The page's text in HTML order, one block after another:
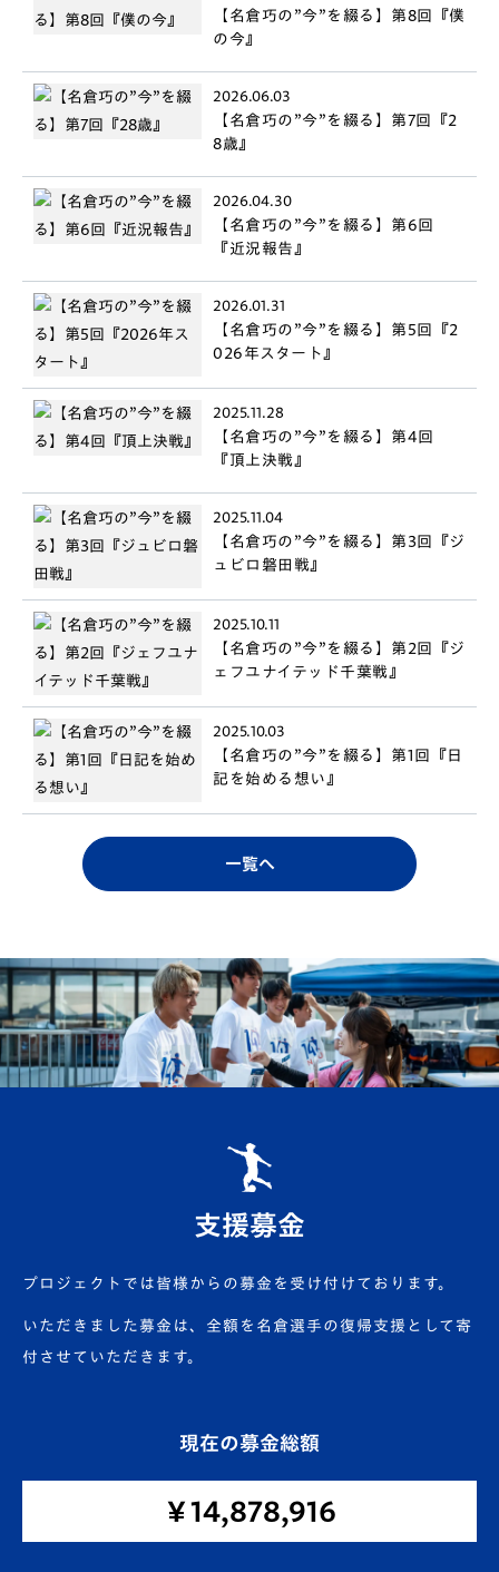
【名倉巧の”今”を綴る】第8回『僕
の今』
2026.06.03
【名倉巧の”今”を綴る】第7回『2
8歳』
2026.04.30
【名倉巧の”今”を綴る】第6回
『近況報告』
2026.01.31
【名倉巧の”今”を綴る】第5回『2
026年スタート』
2025.11.28
【名倉巧の”今”を綴る】第4回
『頂上決戦』
2025.11.04
【名倉巧の”今”を綴る】第3回『ジ
ュビロ磐田戦』
2025.10.11
【名倉巧の”今”を綴る】第2回『ジ
ェフユナイテッド千葉戦』
2025.10.03
【名倉巧の”今”を綴る】第1回『日
記を始める想い』
一覧へ
支援募金
プロジェクトでは皆様からの募金を受け付けております。
いただきました募⾦は、全額を名倉選⼿の復帰⽀援として寄
付させていただきます。
現在の募金総額
￥14,878,916